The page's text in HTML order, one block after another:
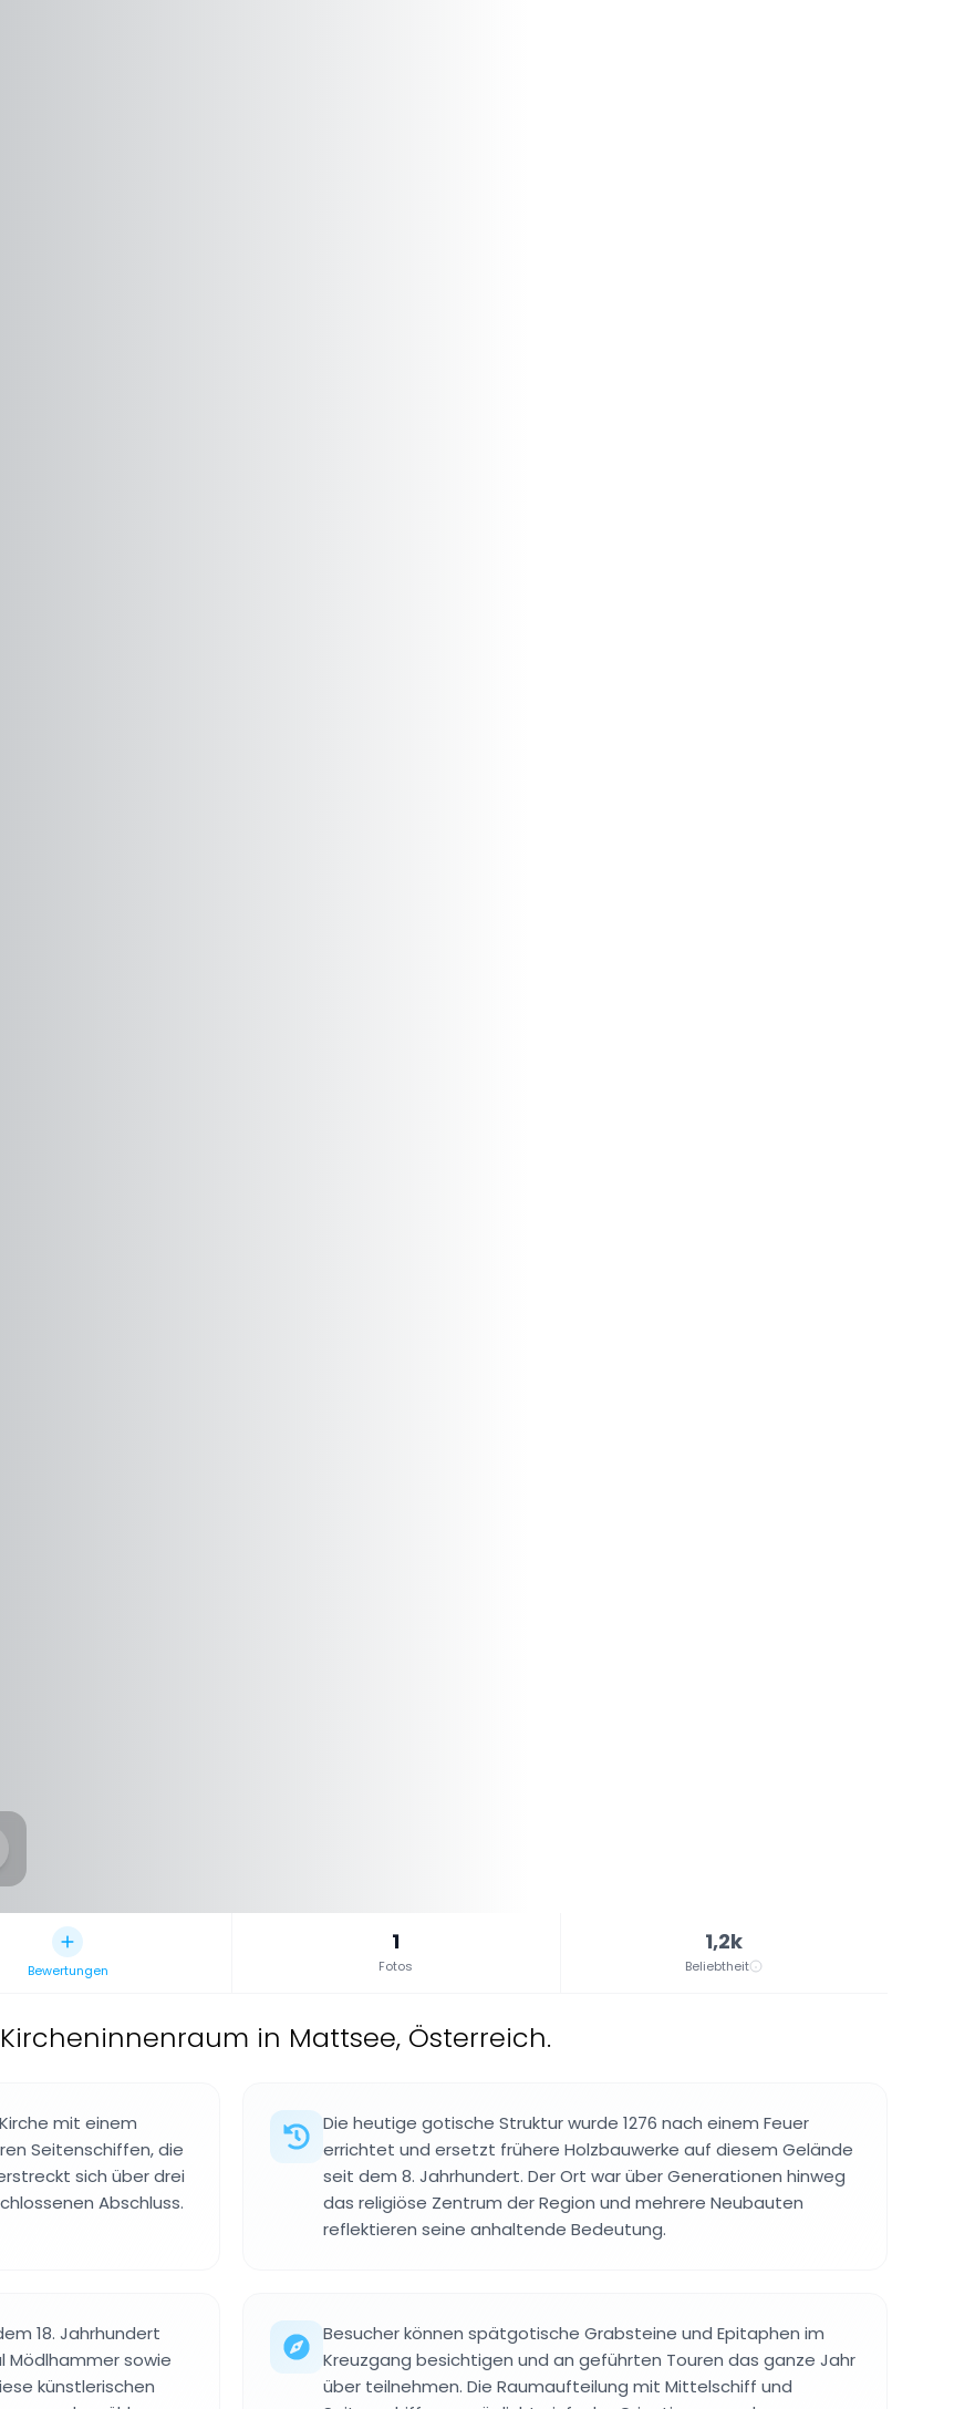
Bewertungen
1
Fotos
1,2k
Beliebtheit
in Mattsee, Österreich.
mit einem
Seitenschiffen, die
sich über drei
Abschluss.
Die heutige gotische Struktur wurde 1276 nach einem Feuer
errichtet und ersetzt frühere Holzbauwerke auf diesem Gelände
seit dem 8. Jahrhundert. Der Ort war über Generationen hinweg
das religiöse Zentrum der Region und mehrere Neubauten
reflektieren seine anhaltende Bedeutung.
18. Jahrhundert
Mödlhammer sowie
künstlerischen
Besucher können spätgotische Grabsteine und Epitaphen im
Kreuzgang besichtigen und an geführten Touren das ganze Jahr
über teilnehmen. Die Raumaufteilung mit Mittelschiff und